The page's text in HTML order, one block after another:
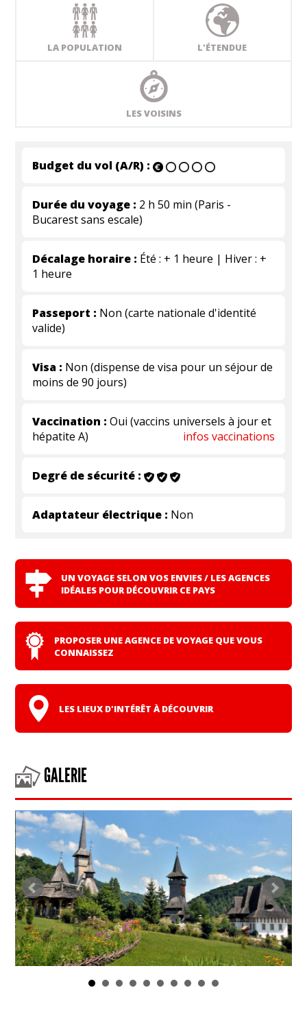
LA POPULATION L'ÉTENDUE
LES VOISINS
Budget du vol (A/R) :
Durée du voyage : 2 h 50 min (Paris -
Bucarest sans escale)
Décalage horaire : Été : + 1 heure | Hiver : +
1 heure
Passeport : Non (carte nationale d'identité
valide)
Visa : Non (dispense de visa pour un séjour de
moins de 90 jours)
Vaccination : Oui (vaccins universels à jour et
hépatite A)
infos vaccinations
Degré de sécurité :
Adaptateur électrique : Non
UN VOYAGE SELON VOS ENVIES / LES AGENCES
IDÉALES POUR DÉCOUVRIR CE PAYS
PROPOSER UNE AGENCE DE VOYAGE QUE VOUS
CONNAISSEZ
LES LIEUX D'INTÉRÊT À DÉCOUVRIR
GALERIE